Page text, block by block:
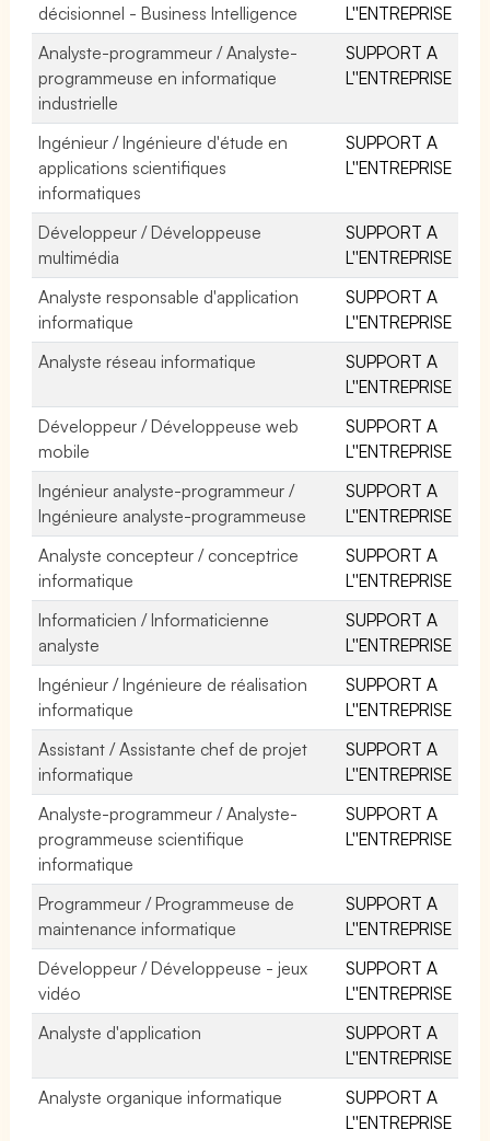
décisionnel - Business Intelligence
L''ENTREPRISE
Analyste-programmeur / Analyste-
programmeuse en informatique
industrielle
SUPPORT A
L''ENTREPRISE
Ingénieur / Ingénieure d'étude en
applications scientifiques
informatiques
SUPPORT A
L''ENTREPRISE
Développeur / Développeuse
multimédia
SUPPORT A
L''ENTREPRISE
Analyste responsable d'application
informatique
SUPPORT A
L''ENTREPRISE
Analyste réseau informatique
SUPPORT A
L''ENTREPRISE
Développeur / Développeuse web
mobile
SUPPORT A
L''ENTREPRISE
Ingénieur analyste-programmeur /
Ingénieure analyste-programmeuse
SUPPORT A
L''ENTREPRISE
Analyste concepteur / conceptrice
informatique
SUPPORT A
L''ENTREPRISE
Informaticien / Informaticienne
analyste
SUPPORT A
L''ENTREPRISE
Ingénieur / Ingénieure de réalisation
informatique
SUPPORT A
L''ENTREPRISE
Assistant / Assistante chef de projet
informatique
SUPPORT A
L''ENTREPRISE
Analyste-programmeur / Analyste-
programmeuse scientifique
informatique
SUPPORT A
L''ENTREPRISE
Programmeur / Programmeuse de
maintenance informatique
SUPPORT A
L''ENTREPRISE
Développeur / Développeuse - jeux
vidéo
SUPPORT A
L''ENTREPRISE
Analyste d'application
SUPPORT A
L''ENTREPRISE
Analyste organique informatique
SUPPORT A
L''ENTREPRISE